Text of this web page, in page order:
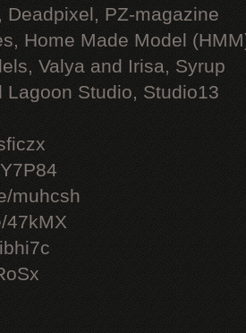
Deadpixel, PZ-magazine
Home Made Model
Valya and Irisa, Syrup
Lagoon Studio, Studio13
muhcsh
47kMX